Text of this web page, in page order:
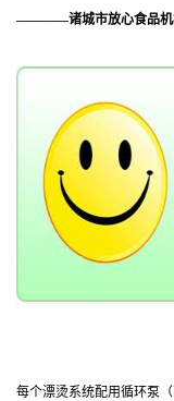
————诸城市放心食品机
每个漂烫系统配用循环泵